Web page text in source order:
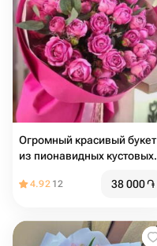
Огромный красивый букет
из пионавидных кустовых
4.92 12 38 000֏